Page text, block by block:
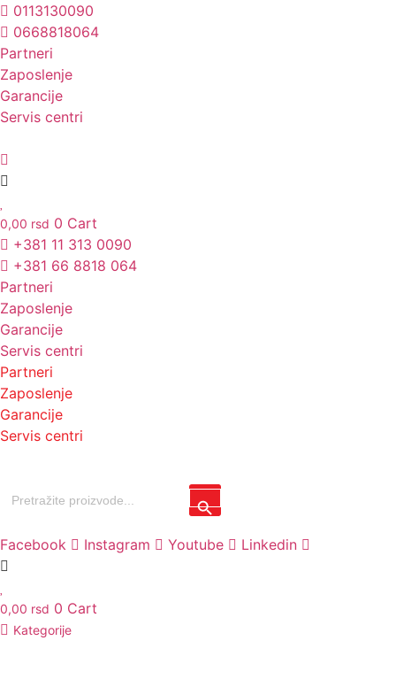
Skočite
na
sadržaj
0113130090
0668818064
Partneri
Zaposlenje
Garancije
Servis centri
0,00 rsd 0 Cart
+381 11 313 0090
+381 66 8818 064
Partneri
Zaposlenje
Garancije
Servis centri
Partneri
Zaposlenje
Garancije
Servis centri
for:
Search Button
Facebook Instagram Youtube Linkedin
0,00 rsd 0 Cart
Kategorije
Unesite ovde tekst naslova